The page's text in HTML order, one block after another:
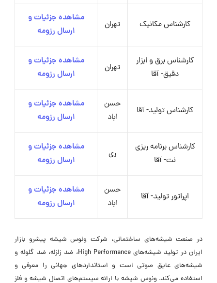
کارشناس مکانیک تهران
مشاهده جزئیات و
ارسال رزومه
کارشناس برق و ابزار
دقیق- آقا
تهران
مشاهده جزئیات و
ارسال رزومه
کارشناس تولید- آقا
حسن
اباد
مشاهده جزئیات و
ارسال رزومه
کارشناس برنامه ریزی
نت- آقا
ری
مشاهده جزئیات و
ارسال رزومه
اپراتور تولید- آقا
حسن
اباد
مشاهده جزئیات و
ارسال رزومه
در صنعت شیشه‌های ساختمانی، شرکت ونوس شیشه پیشرو بازار
ایران در تولید شیشه‌های High Performance، ضد زلزله، ضد گلوله و
شیشه‌های عایق صوتی است و استانداردهای جهانی را معرفی و
استفاده می‌کند. ونوس شیشه با ارائه سیستم‌های اتصال شیشه و فلز